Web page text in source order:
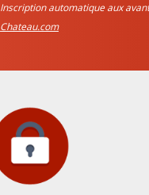
Inscription automatique aux
Chateau.com